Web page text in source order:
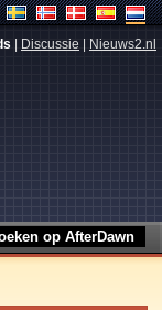
Discussie Nieuws2.nl